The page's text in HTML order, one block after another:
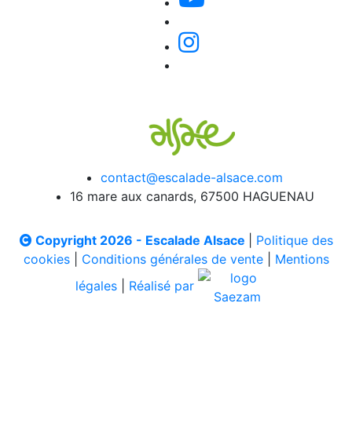
contact@escalade-alsace.com
16 mare aux canards, 67500 HAGUENAU
Copyright 2026 - Escalade Alsace
Politique des
cookies| Conditions générales de vente| Mentions
légales
Réalisé par